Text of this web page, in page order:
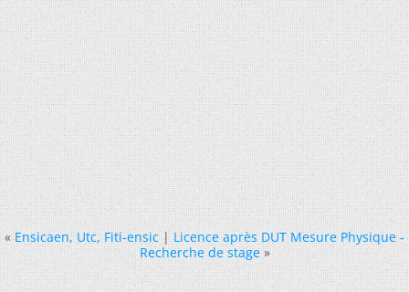
« Ensicaen, Utc, Fiti-ensic|Licence après DUT Mesure Physique -
Recherche de stage »